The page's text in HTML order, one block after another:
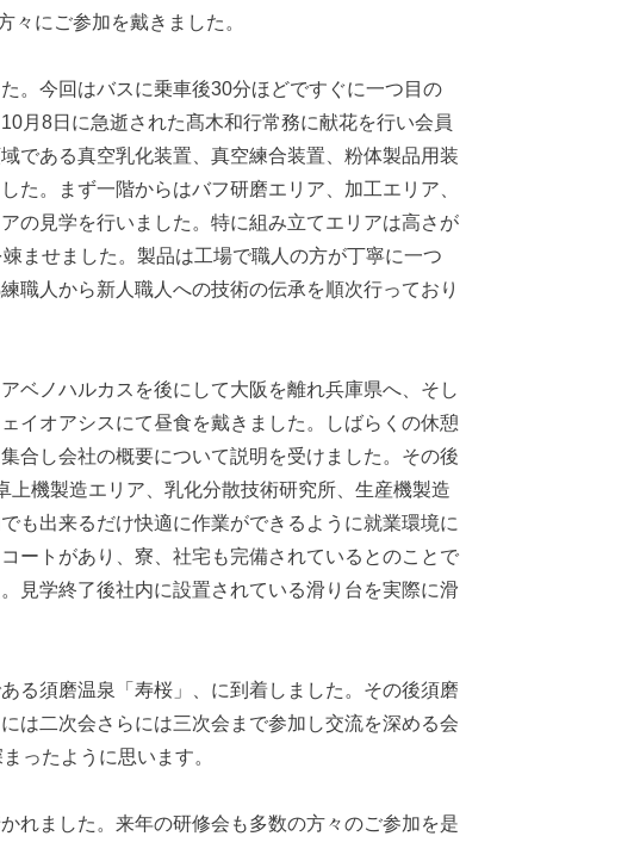
にご参加を戴きました。
。今回はバスに乗車後30分ほどですぐに一つ目の
月8日に急逝された髙木和行常務に献花を行い会員
である真空乳化装置、真空練合装置、粉体製品用装
。まず一階からはバフ研磨エリア、加工エリア、
の見学を行いました。特に組み立てエリアは高さが
ませました。製品は工場で職人の方が丁寧に一つ
職人から新人職人への技術の伝承を順次行っており
ベノハルカスを後にして大阪を離れ兵庫県へ、そし
イオアシスにて昼食を戴きました。しばらくの休憩
合し会社の概要について説明を受けました。その後
機製造エリア、乳化分散技術研究所、生産機製造
も出来るだけ快適に作業ができるように就業環境に
ートがあり、寮、社宅も完備されているとのことで
見学終了後社内に設置されている滑り台を実際に滑
る須磨温泉「寿桜」、に到着しました。その後須磨
は二次会さらには三次会まで参加し交流を深める会
ったように思います。
れました。来年の研修会も多数の方々のご参加を是